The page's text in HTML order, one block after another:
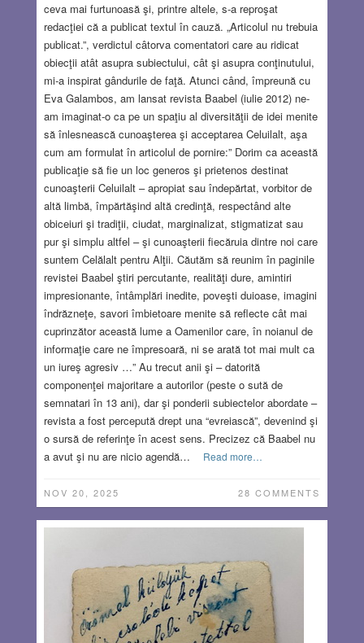
ceva mai furtunoasă şi, printre altele, s-a reproşat
redacţiei că a publicat textul în cauză. „Articolul nu trebuia
publicat.”, verdictul câtorva comentatori care au ridicat
obiecţii atât asupra subiectului, cât şi asupra conţinutului,
mi-a inspirat gândurile de faţă. Atunci când, împreună cu
Eva Galambos, am lansat revista Baabel (iulie 2012) ne-
am imaginat-o ca pe un spaţiu al diversităţii de idei menite
să înlesnească cunoaşterea şi acceptarea Celuilalt, aşa
cum am formulat în articolul de pornire:” Dorim ca această
publicaţie să fie un loc generos şi prietenos destinat
cunoaşterii Celuilalt – apropiat sau îndepărtat, vorbitor de
altă limbă, împărtăşind altă credinţă, respectând alte
obiceiuri şi tradiţii, ciudat, marginalizat, stigmatizat sau
pur şi simplu altfel – şi cunoaşterii fiecăruia dintre noi care
suntem Celălalt pentru Alţii. Căutăm să reunim în paginile
revistei Baabel ştiri percutante, realităţi dure, amintiri
impresionante, întâmplări inedite, poveşti duioase, imagini
îndrăzneţe, savori îmbietoare menite să reflecte cât mai
cuprinzător această lume a Oamenilor care, în noianul de
informaţie care ne împresoară, ni se arată tot mai mult ca
un iureş agresiv …” Au trecut anii şi – datorită
componenţei majoritare a autorilor (peste o sută de
semnatari în 13 ani), dar şi ponderii subiectelor abordate –
revista a fost percepută drept una “evreiască”, devenind şi
o sursă de referinţe în acest sens. Precizez că Baabel nu
a avut şi nu are nicio agendă…
Read more…
NOV 20, 2025 28 COMMENTS